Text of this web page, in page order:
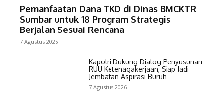
Pemanfaatan Dana TKD di Dinas BMCKTR
Sumbar untuk 18 Program Strategis
Berjalan Sesuai Rencana
7 Agustus 2026
Kapolri Dukung Dialog Penyusunan
RUU Ketenagakerjaan, Siap Jadi
Jembatan Aspirasi Buruh
7 Agustus 2026